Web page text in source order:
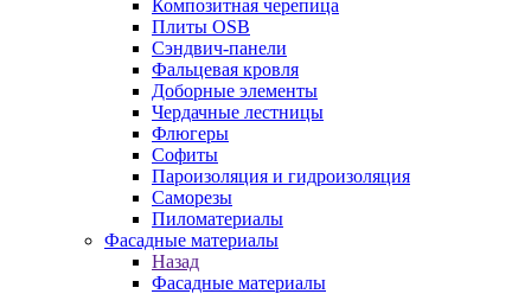
Композитная черепица
Плиты OSB
Сэндвич-панели
Фальцевая кровля
Доборные элементы
Чердачные лестницы
Флюгеры
Софиты
Пароизоляция и гидроизоляция
Саморезы
Пиломатериалы
Фасадные материалы
Назад
Фасадные материалы